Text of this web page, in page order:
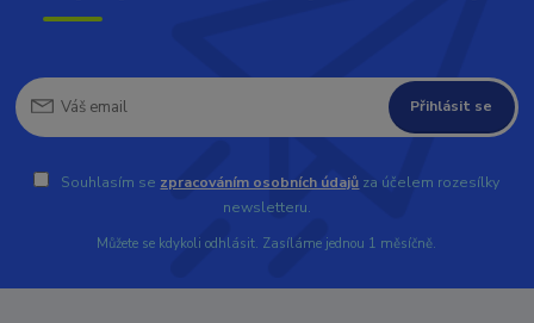
Přihlásit se
Souhlasím se zpracováním osobních údajů za účelem rozesílky
newsletteru.
Můžete se kdykoli odhlásit. Zasíláme jednou 1 měsíčně.